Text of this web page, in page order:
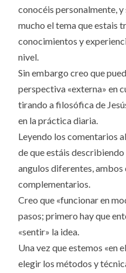
conocéis personalmente,
mucho el tema que estais
conocimientos y
nivel.
Sin embargo creo que
perspectiva «externa» en
tirando a filosófica de
en la práctica diaria.
Leyendo los comentarios
de que estáis
angulos diferentes,
complementarios.
Creo que «funcionar en
pasos; primero hay que
«sentir» la idea.
Una vez que estemos «en
elegir los métodos y